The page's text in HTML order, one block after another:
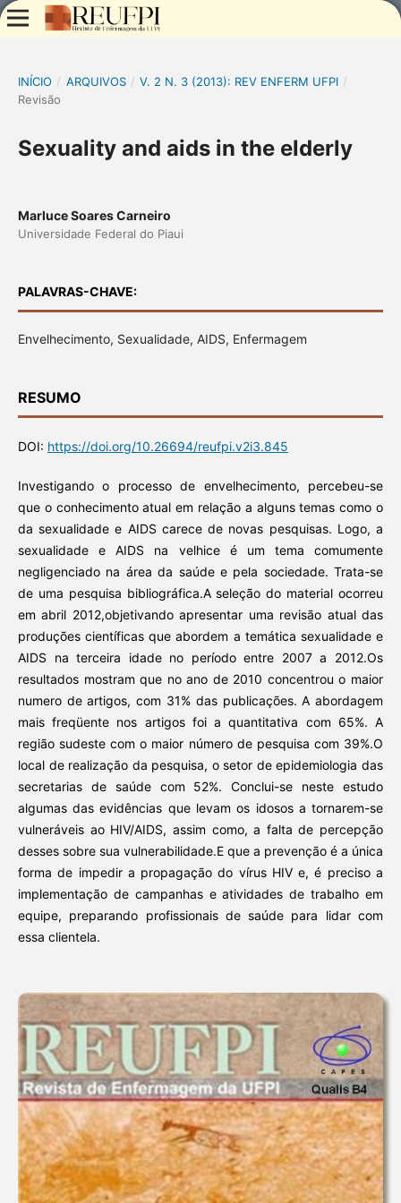
INÍCIO / ARQUIVOS / V. 2 N. 3 (2013): REV ENFERM UFPI /
Revisão
Sexuality and aids in the elderly
Marluce Soares Carneiro
Universidade Federal do Piaui
PALAVRAS-CHAVE:
Envelhecimento, Sexualidade, AIDS, Enfermagem
RESUMO
DOI: https://doi.org/10.26694/reufpi.v2i3.845
Investigando o processo de envelhecimento, percebeu-se
que o conhecimento atual em relação a alguns temas como o
da sexualidade e AIDS carece de novas pesquisas. Logo, a
sexualidade e AIDS na velhice é um tema comumente
negligenciado na área da saúde e pela sociedade. Trata-se
de uma pesquisa bibliográfica.A seleção do material ocorreu
em abril 2012,objetivando apresentar uma revisão atual das
produções científicas que abordem a temática sexualidade e
AIDS na terceira idade no período entre 2007 a 2012.Os
resultados mostram que no ano de 2010 concentrou o maior
numero de artigos, com 31% das publicações. A abordagem
mais freqüente nos artigos foi a quantitativa com 65%. A
região sudeste com o maior número de pesquisa com 39%.O
local de realização da pesquisa, o setor de epidemiologia das
secretarias de saúde com 52%. Conclui-se neste estudo
algumas das evidências que levam os idosos a tornarem-se
vulneráveis ao HIV/AIDS, assim como, a falta de percepção
desses sobre sua vulnerabilidade.E que a prevenção é a única
forma de impedir a propagação do vírus HIV e, é preciso a
implementação de campanhas e atividades de trabalho em
equipe, preparando profissionais de saúde para lidar com
essa clientela.